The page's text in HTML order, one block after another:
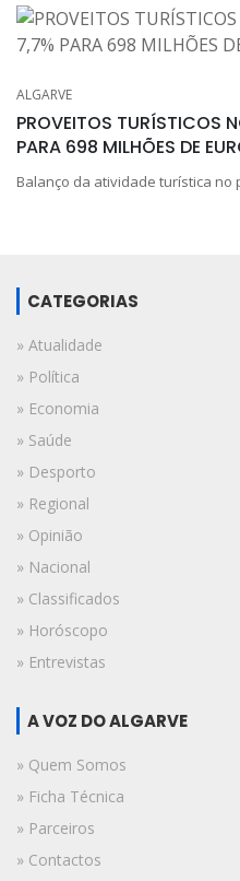
ALGARVE
PROVEITOS TURÍSTICOS
PARA 698 MILHÕES DE
Balanço da atividade turística no
CATEGORIAS
» Atualidade
» Política
» Economia
» Saúde
» Desporto
» Regional
» Opinião
» Nacional
» Classificados
» Horóscopo
» Entrevistas
A VOZ DO ALGARVE
» Quem Somos
» Ficha Técnica
» Parceiros
» Contactos